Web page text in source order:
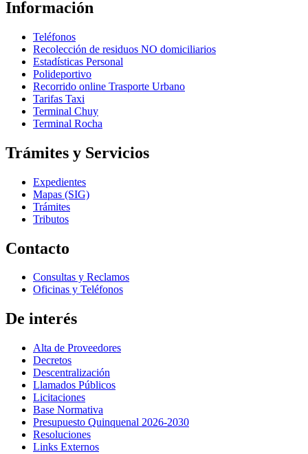
Información
Teléfonos
Recolección de residuos NO domiciliarios
Estadísticas Personal
Polideportivo
Recorrido online Trasporte Urbano
Tarifas Taxi
Terminal Chuy
Terminal Rocha
Trámites y Servicios
Expedientes
Mapas (SIG)
Trámites
Tributos
Contacto
Consultas y Reclamos
Oficinas y Teléfonos
De interés
Alta de Proveedores
Decretos
Descentralización
Llamados Públicos
Licitaciones
Base Normativa
Presupuesto Quinquenal 2026-2030
Resoluciones
Links Externos